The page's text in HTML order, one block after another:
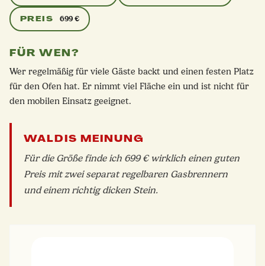
PREIS 699 €
FÜR WEN?
Wer regelmäßig für viele Gäste backt und einen festen Platz
für den Ofen hat. Er nimmt viel Fläche ein und ist nicht für
den mobilen Einsatz geeignet.
WALDIS MEINUNG
Für die Größe finde ich 699 € wirklich einen guten
Preis mit zwei separat regelbaren Gasbrennern
und einem richtig dicken Stein.